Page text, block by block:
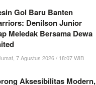
Gol Baru Banten
Denilson Junior
Meledak Bersama Dewa
7 Agustus 2026 / 18:07 WIB
Aksesibilitas Modern,